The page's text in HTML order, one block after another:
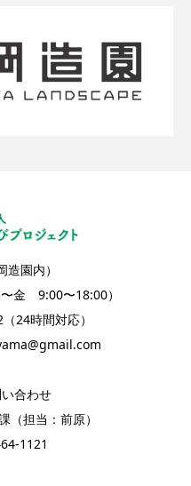
園内）
金 9:00〜18:00）
24時間対応）
合わせ
（担当：前原）
1121